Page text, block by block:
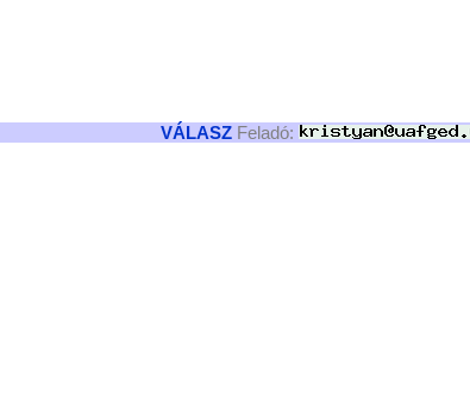
VÁLASZ Feladó: